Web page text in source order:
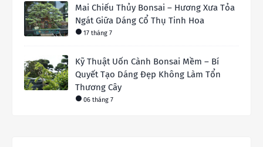
Mai Chiếu Thủy Bonsai – Hương Xưa Tỏa
Ngát Giữa Dáng Cổ Thụ Tinh Hoa
17 tháng 7
Kỹ Thuật Uốn Cành Bonsai Mềm – Bí
Quyết Tạo Dáng Đẹp Không Làm Tổn
Thương Cây
06 tháng 7